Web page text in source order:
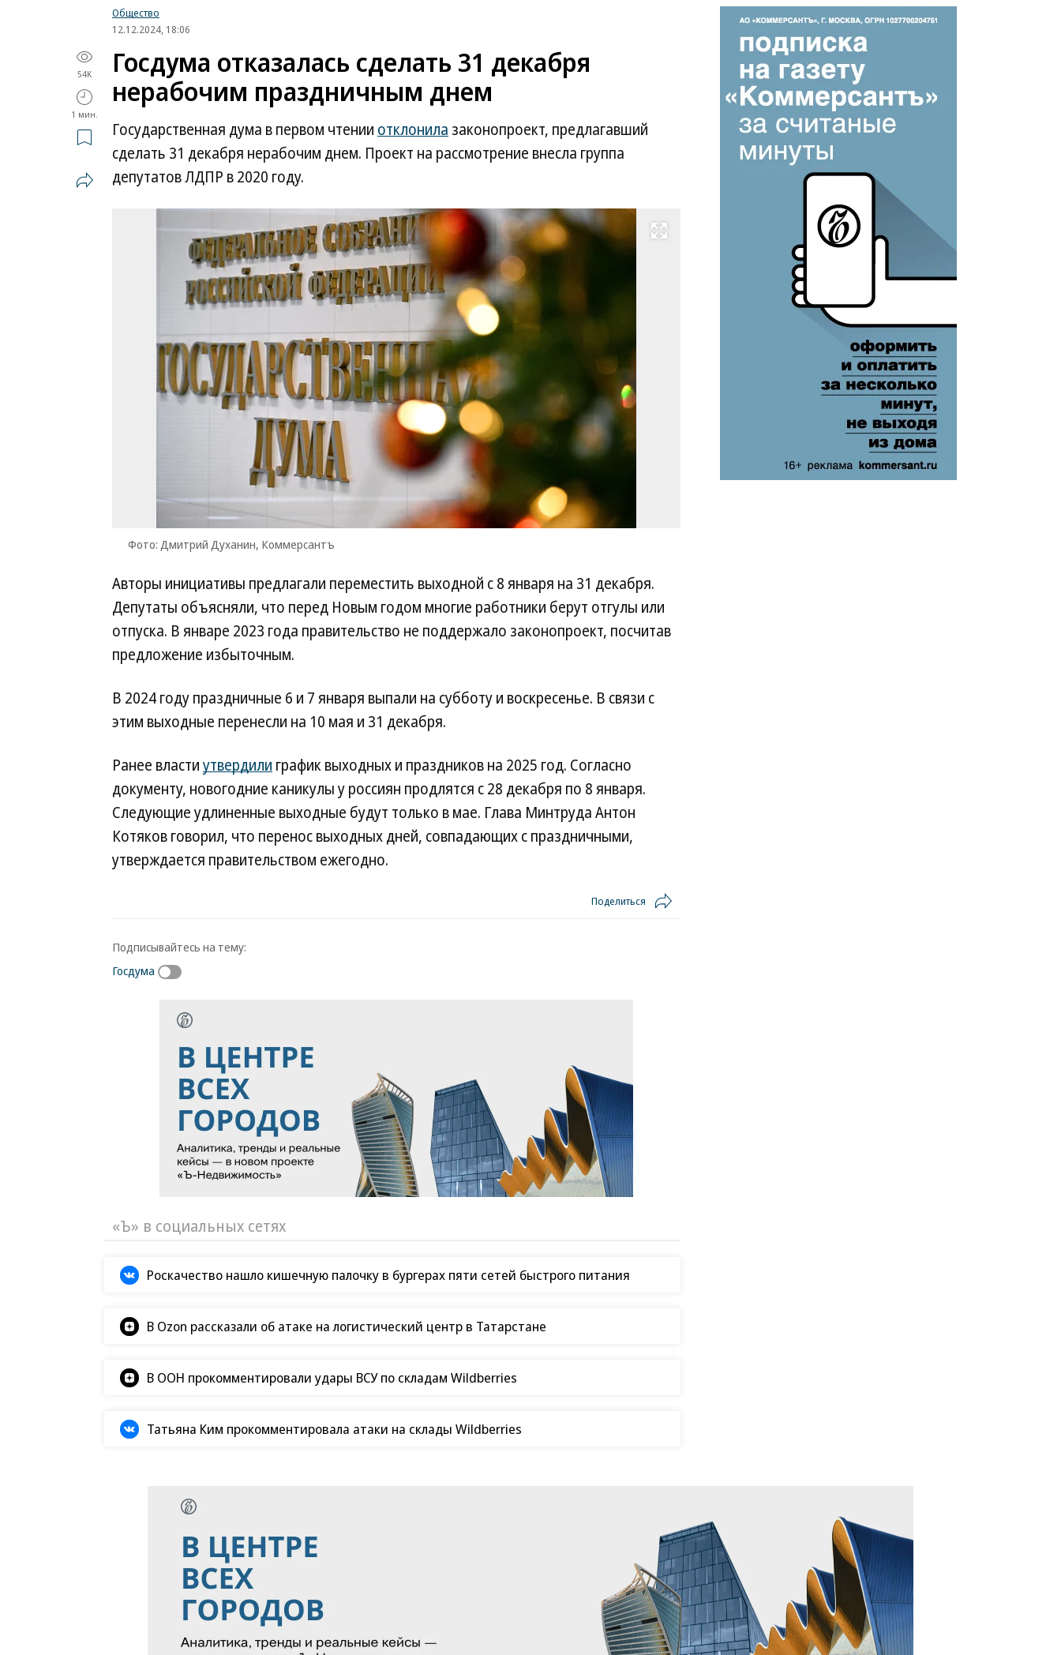
Общество
12.12.2024, 18:06
54K
1 мин.
Госдума отказалась сделать 31 декабря
нерабочим праздничным днем
Государственная дума в первом чтении отклонила законопроект, предлагавший
сделать 31 декабря нерабочим днем. Проект на рассмотрение внесла группа
депутатов ЛДПР в 2020 году.
Развернуть на весь экран
Фото: Дмитрий Духанин, Коммерсантъ
Авторы инициативы предлагали переместить выходной с 8 января на 31 декабря.
Депутаты объясняли, что перед Новым годом многие работники берут отгулы или
отпуска. В январе 2023 года правительство не поддержало законопроект, посчитав
предложение избыточным.
В 2024 году праздничные 6 и 7 января выпали на субботу и воскресенье. В связи с
этим выходные перенесли на 10 мая и 31 декабря.
Ранее властиутвердили график выходных и праздников на 2025 год. Согласно
документу, новогодние каникулы у россиян продлятся с 28 декабря по 8 января.
Следующие удлиненные выходные будут только в мае. Глава Минтруда Антон
Котяков говорил, что перенос выходных дней, совпадающих с праздничными,
утверждается правительством ежегодно.
Поделиться
Подписывайтесь на тему:
Госдума
«Ъ» в социальных сетях
Роскачество нашло кишечную палочку в бургерах пяти сетей быстрого питания
В Ozon рассказали об атаке на логистический центр в Татарстане
В ООН прокомментировали удары ВСУ по складам Wildberries
Татьяна Ким прокомментировала атаки на склады Wildberries